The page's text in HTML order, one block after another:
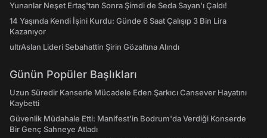
Yunanlar Neşet Ertaş'tan Sonra Şimdi de Seda Sayan'ı Çaldı!
14 Yaşında Kendi İşini Kurdu: Günde 6 Saat Çalışıp 3 Bin Lira
Kazanıyor
ultrAslan Lideri Sebahattin Şirin Gözaltına Alındı
Günün Popüler Başlıkları
Uzun Süredir Kanserle Mücadele Eden Şarkıcı Cansever Hayatını
Kaybetti
Güvenlik Müdahale Etti: Manifest'in Bodrum'da Verdiği Konserde
Bir Genç Sahneye Atladı